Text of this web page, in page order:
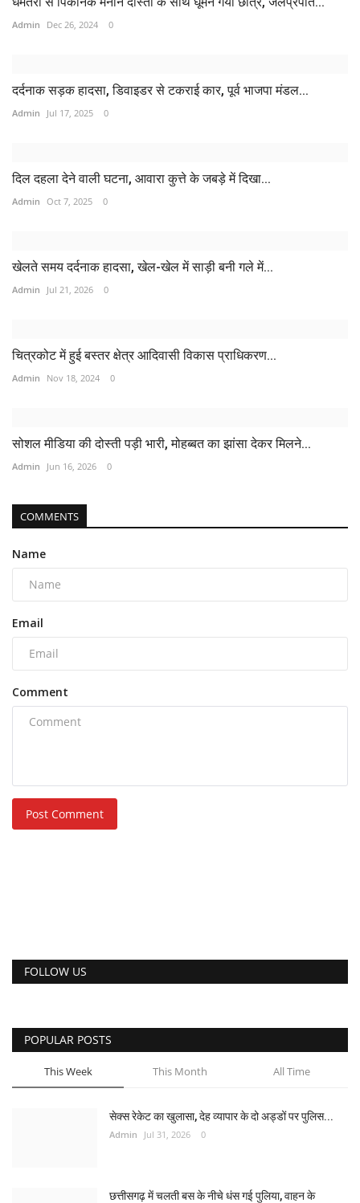
Admin Dec 26, 2024 0
दर्दनाक सड़क हादसा, डिवाइडर से टकराई कार, पूर्व भाजपा मंडल...
Admin Jul 17, 2025 0
दिल दहला देने वाली घटना, आवारा कुत्ते के जबड़े में दिखा...
Admin Oct 7, 2025 0
खेलते समय दर्दनाक हादसा, खेल-खेल में साड़ी बनी गले में...
Admin Jul 21, 2026 0
चित्रकोट में हुई बस्तर क्षेत्र आदिवासी विकास प्राधिकरण...
Admin Nov 18, 2024 0
सोशल मीडिया की दोस्ती पड़ी भारी, मोहब्बत का झांसा देकर मिलने...
Admin Jun 16, 2026 0
COMMENTS
Name
Email
Comment
Post Comment
FOLLOW US
POPULAR POSTS
This Week This Month All Time
सेक्स रेकेट का खुलासा, देह व्यापार के दो अड्डों पर पुलिस...
Admin Jul 31, 2026 0
छत्तीसगढ़ में चलती बस के नीचे धंस गई पुलिया, वाहन के